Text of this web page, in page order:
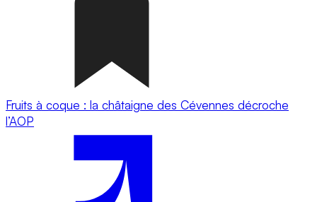
Fruits à coque : la châtaigne des Cévennes décroche
l’AOP